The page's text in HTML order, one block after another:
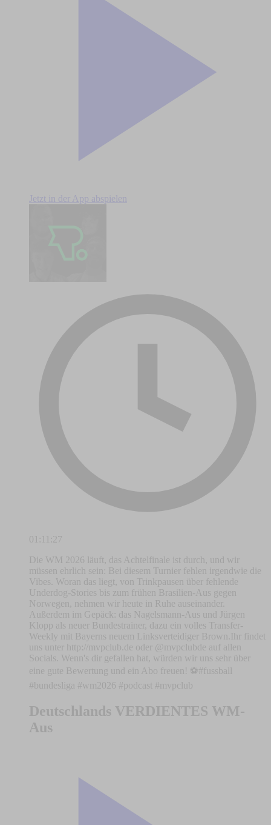
Jetzt in der App abspielen
01:11:27
Die WM 2026 läuft, das Achtelfinale ist durch, und wir
müssen ehrlich sein: Bei diesem Turnier fehlen irgendwie die
Vibes. Woran das liegt, von Trinkpausen über fehlende
Underdog-Stories bis zum frühen Brasilien-Aus gegen
Norwegen, nehmen wir heute in Ruhe auseinander.
Außerdem im Gepäck: das Nagelsmann-Aus und Jürgen
Klopp als neuer Bundestrainer, dazu ein volles Transfer-
Weekly mit Bayerns neuem Linksverteidiger Brown.Ihr findet
uns unter http://mvpclub.de oder @mvpclubde auf allen
Socials. Wenn's dir gefallen hat, würden wir uns sehr über
eine gute Bewertung und ein Abo freuen! ⚽️#fussball
#bundesliga #wm2026 #podcast #mvpclub
Deutschlands VERDIENTES WM-
Aus